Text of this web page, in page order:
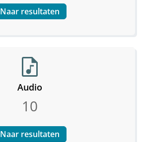
Naar resultaten
audio_file
Audio
10
Naar resultaten